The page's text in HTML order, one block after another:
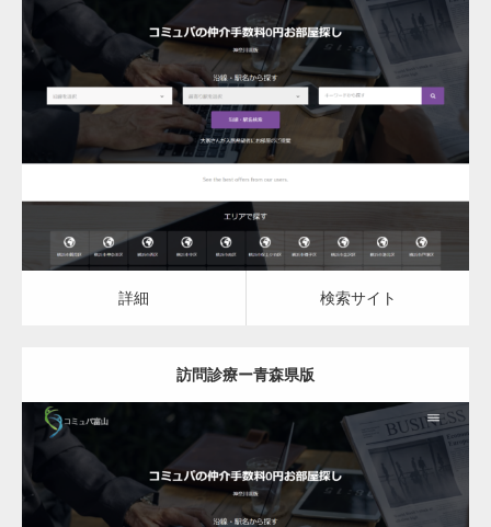
更新日： 2023.03.08
訪問診療
詳細 検索サイト
詳細 検索サイト
訪問診療ー青森県版
更新日： 2023.03.08